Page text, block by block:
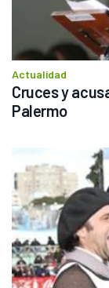
Actualidad
Cruces y
Palermo